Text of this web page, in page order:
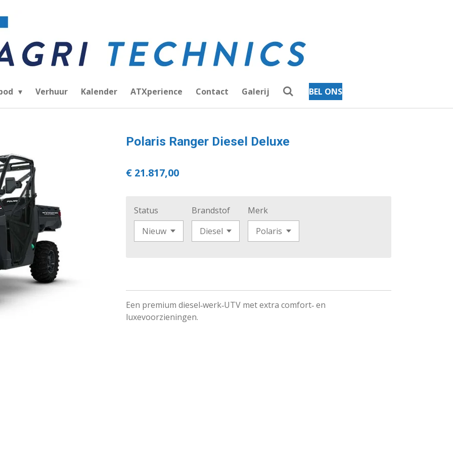
Verhuur Kalender ATXperience Contact Galerij BEL ONS
Polaris Ranger Diesel Deluxe
€ 21.817,00
Status Brandstof Merk
Een premium diesel‑werk‑UTV met extra comfort‑ en
luxevoorzieningen.